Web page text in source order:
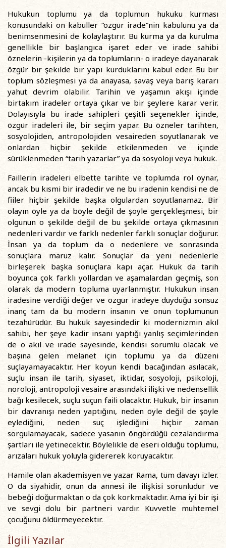
Hukukun toplumu ya da toplumun hukuku kurması
konusundaki ön kabuller “özgür irade”nin kabulünü ya da
benimsenmesini de kolaylaştırır. Bu kurma ya da kurulma
genellikle bir başlangıca işaret eder ve irade sahibi
öznelerin -kişilerin ya da toplumların- o iradeye dayanarak
özgür bir şekilde bir yapı kurduklarını kabul eder. Bu bir
toplum sözleşmesi ya da anayasa, savaş veya barış kararı
yahut devrim olabilir. Tarihin ve yaşamın akışı içinde
birtakım iradeler ortaya çıkar ve bir şeylere karar verir.
Dolayısıyla bu irade sahipleri çeşitli seçenekler içinde,
özgür iradeleri ile, bir seçim yapar. Bu özneler tarihten,
sosyolojiden, antropolojiden vesaireden soyutlanarak ve
onlardan hiçbir şekilde etkilenmeden ve içinde
sürüklenmeden “tarih yazarlar” ya da sosyoloji veya hukuk.
Faillerin iradeleri elbette tarihte ve toplumda rol oynar,
ancak bu kısmi bir iradedir ve ne bu iradenin kendisi ne de
fiiler hiçbir şekilde başka olgulardan soyutlanamaz. Bir
olayın öyle ya da böyle değil de şöyle gerçekleşmesi, bir
olgunun o şekilde değil de bu şekilde ortaya çıkmasının
nedenleri vardır ve farklı nedenler farklı sonuçlar doğurur.
İnsan ya da toplum da o nedenlere ve sonrasında
sonuçlara maruz kalır. Sonuçlar da yeni nedenlerle
birleşerek başka sonuçlara kapı açar. Hukuk da tarih
boyunca çok farklı yollardan ve aşamalardan geçmiş, son
olarak da modern topluma uyarlanmıştır. Hukukun insan
iradesine verdiği değer ve özgür iradeye duyduğu sonsuz
inanç tam da bu modern insanın ve onun toplumunun
tezahürüdür. Bu hukuk sayesindedir ki modernizmin akıl
sahibi, her şeye kadir insanı yaptığı yanlış seçimlerinden
de o akıl ve irade sayesinde, kendisi sorumlu olacak ve
başına gelen melanet için toplumu ya da düzeni
suçlayamayacaktır. Her koyun kendi bacağından asılacak,
suçlu insan ile tarih, siyaset, iktidar, sosyoloji, psikoloji,
nöroloji, antropoloji vesaire arasındaki ilişki ve nedensellik
bağı kesilecek, suçlu suçun faili olacaktır. Hukuk, bir insanın
bir davranışı neden yaptığını, neden öyle değil de şöyle
eylediğini, neden suç işlediğini hiçbir zaman
sorgulamayacak, sadece yasanın öngördüğü cezalandırma
şartları ile yetinecektir. Böylelikle de eseri olduğu toplumu,
arızaları hukuk yoluyla gidererek koruyacaktır.
Hamile olan akademisyen ve yazar Rama, tüm davayı izler.
O da siyahidir, onun da annesi ile ilişkisi sorunludur ve
bebeği doğurmaktan o da çok korkmaktadır. Ama iyi bir işi
ve sevgi dolu bir partneri vardır. Kuvvetle muhtemel
çocuğunu öldürmeyecektir.
İlgili Yazılar